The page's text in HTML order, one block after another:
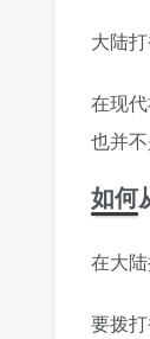
大陆
在现
也并
如何
在大
要拨